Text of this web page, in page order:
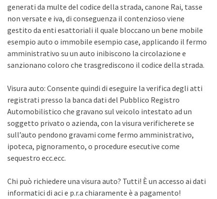
generati da multe del codice della strada, canone Rai, tasse
non versate e iva, di conseguenza il contenzioso viene
gestito da enti esattoriali il quale bloccano un bene mobile
esempio auto o immobile esempio case, applicando il fermo
amministrativo su un auto inibiscono la circolazione e
sanzionano coloro che trasgrediscono il codice della strada.
Visura auto: Consente quindi di eseguire la verifica degli atti
registrati presso la banca dati del Pubblico Registro
Automobilistico che gravano sul veicolo intestato ad un
soggetto privato o azienda, con la visura verificherete se
sull’auto pendono gravami come fermo amministrativo,
ipoteca, pignoramento, o procedure esecutive come
sequestro ecc.ecc.
Chi può richiedere una visura auto? Tutti! È un accesso ai dati
informatici di aci e p.r.a chiaramente è a pagamento!